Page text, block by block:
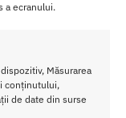
a ecranului.
Măsurarea
conținutului,
de date din surse